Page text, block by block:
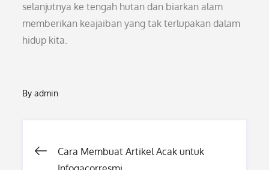
selanjutnya ke tengah hutan dan biarkan alam
memberikan keajaiban yang tak terlupakan dalam
hidup kita.
Byadmin
Post
Cara Membuat Artikel Acak untuk